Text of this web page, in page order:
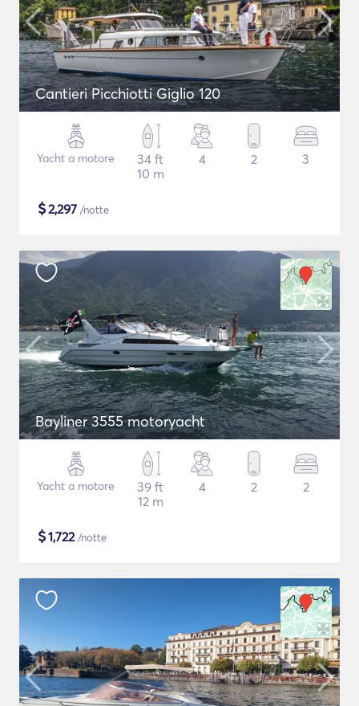
Cantieri Picchiotti Giglio 120
Yacht a motore
34 ft
10 m
4 2 3
$2,297 /notte
Bayliner 3555 motoryacht
Yacht a motore
39 ft
12 m
4 2 2
$1,722/notte